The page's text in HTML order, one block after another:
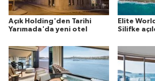
Açık Holding'den Tarihi
Yarımada'da yeni otel
Elite
Silifke